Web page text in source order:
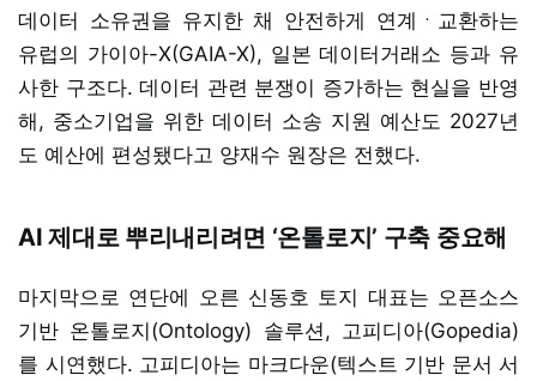
데이터 소유권을 유지한 채 안전하게 연계ㆍ교환하는
유럽의 가이아-X(GAIA-X), 일본 데이터거래소 등과 유
사한 구조다. 데이터 관련 분쟁이 증가하는 현실을 반영
해, 중소기업을 위한 데이터 소송 지원 예산도 2027년
도 예산에 편성됐다고 양재수 원장은 전했다.
AI 제대로 뿌리내리려면 ‘온톨로지’ 구축 중요해
마지막으로 연단에 오른 신동호 토지 대표는 오픈소스
기반 온톨로지(Ontology) 솔루션, 고피디아(Gopedia)
를 시연했다. 고피디아는 마크다운(텍스트 기반 문서 서